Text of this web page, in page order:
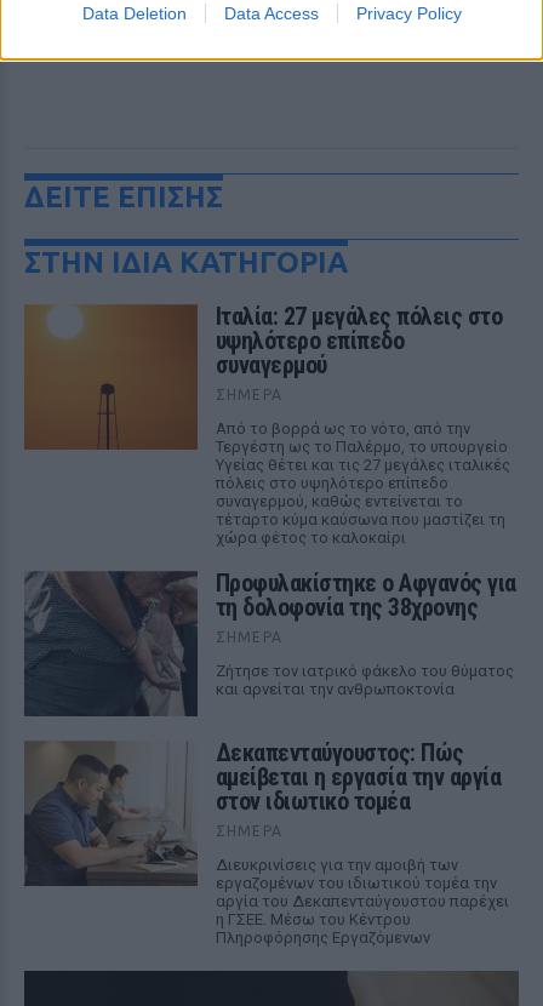
Data Deletion Data Access Privacy Policy
ΔΕΙΤΕ ΕΠΙΣΗΣ
ΣΤΗΝ ΙΔΙΑ ΚΑΤΗΓΟΡΙΑ
Ιταλία: 27 μεγάλες πόλεις στο
υψηλότερο επίπεδο
συναγερμού
ΣΉΜΕΡΑ
Από το βορρά ως το νότο, από την
Τεργέστη ως το Παλέρμο, το υπουργείο
Υγείας θέτει και τις 27 μεγάλες ιταλικές
πόλεις στο υψηλότερο επίπεδο
συναγερμού, καθώς εντείνεται το
τέταρτο κύμα καύσωνα που μαστίζει τη
χώρα φέτος το καλοκαίρι
Προφυλακίστηκε ο Αφγανός για
τη δολοφονία της 38χρονης
ΣΉΜΕΡΑ
Ζήτησε τον ιατρικό φάκελο του θύματος
και αρνείται την ανθρωποκτονία
Δεκαπενταύγουστος: Πώς
αμείβεται η εργασία την αργία
στον ιδιωτικό τομέα
ΣΉΜΕΡΑ
Διευκρινίσεις για την αμοιβή των
εργαζομένων του ιδιωτικού τομέα την
αργία του Δεκαπενταύγουστου παρέχει
η ΓΣΕΕ. Μέσω του Κέντρου
Πληροφόρησης Εργαζόμενων